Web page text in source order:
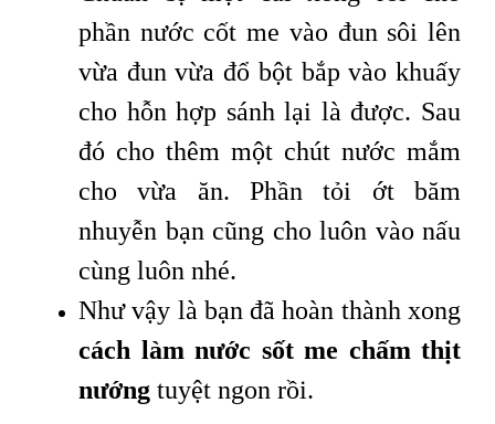
phần nước cốt me vào đun sôi lên
vừa đun vừa đổ bột bắp vào khuấy
cho hỗn hợp sánh lại là được. Sau
đó cho thêm một chút nước mắm
cho vừa ăn. Phần tỏi ớt băm
nhuyễn bạn cũng cho luôn vào nấu
cùng luôn nhé.
Như vậy là bạn đã hoàn thành xong
cách làm nước sốt me chấm thịt
nướng tuyệt ngon rồi.